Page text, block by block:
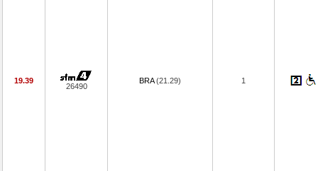
19.39
26490
BRA(21.29) 1